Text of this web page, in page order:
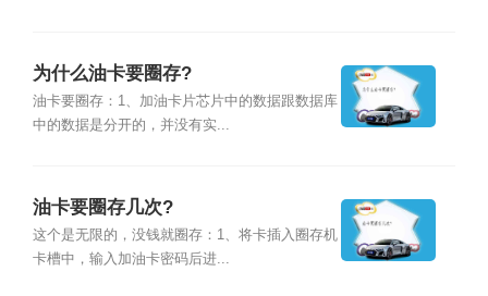
为什么油卡要圈存?
油卡要圈存：1、加油卡片芯片中的数据跟数据库
中的数据是分开的，并没有实...
油卡要圈存几次?
这个是无限的，没钱就圈存：1、将卡插入圈存机
卡槽中，输入加油卡密码后进...